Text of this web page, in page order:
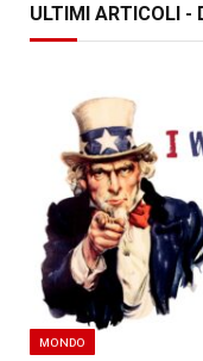
ULTIMI ARTICOLI
MONDO